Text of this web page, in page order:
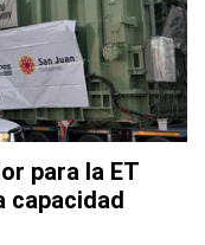
para la ET
capacidad